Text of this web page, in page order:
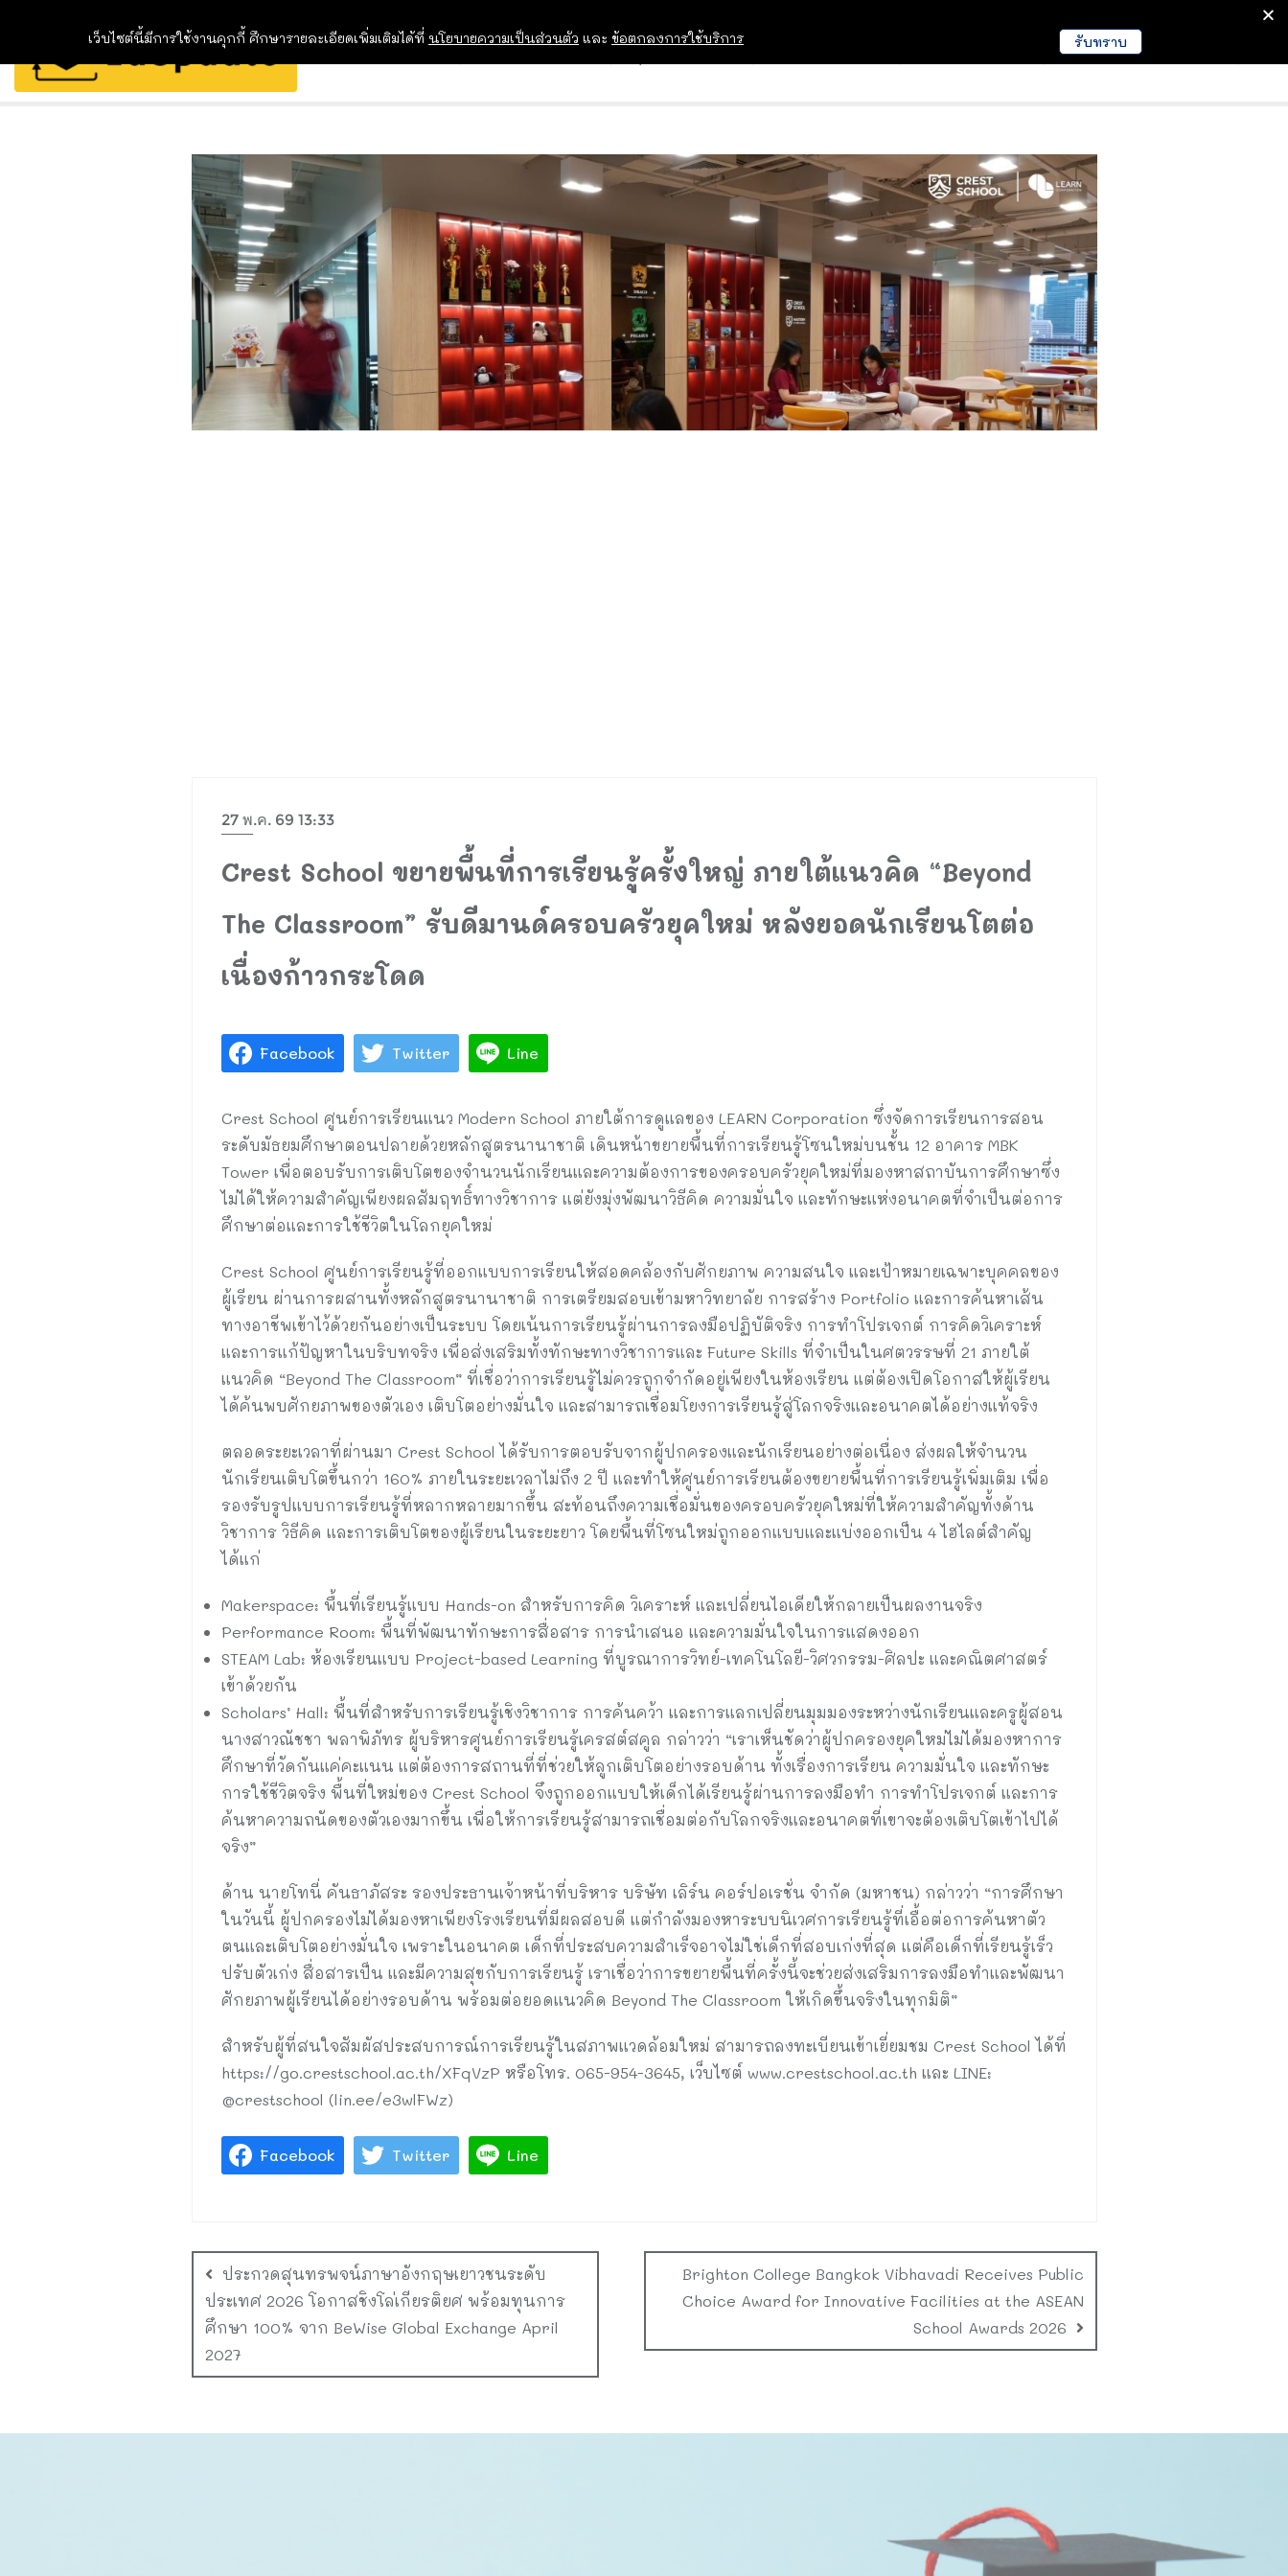
EDUCATION NEWS
27 พ.ค. 69 13:33
Crest School ขยายพื้นที่การเรียนรู้ครั้งใหญ่ ภายใต้แนวคิด “Beyond
The Classroom” รับดีมานด์ครอบครัวยุคใหม่ หลังยอดนักเรียนโตต่อ
เนื่องก้าวกระโดด
Facebook Twitter Line
Crest School ศูนย์การเรียนแนว Modern School ภายใต้การดูแลของ LEARN Corporation ซึ่งจัดการเรียนการสอน
ระดับมัธยมศึกษาตอนปลายด้วยหลักสูตรนานาชาติ เดินหน้าขยายพื้นที่การเรียนรู้โซนใหม่บนชั้น 12 อาคาร MBK
Tower เพื่อตอบรับการเติบโตของจำนวนนักเรียนและความต้องการของครอบครัวยุคใหม่ที่มองหาสถาบันการศึกษาซึ่ง
ไม่ได้ให้ความสำคัญเพียงผลสัมฤทธิ์ทางวิชาการ แต่ยังมุ่งพัฒนาวิธีคิด ความมั่นใจ และทักษะแห่งอนาคตที่จำเป็นต่อการ
ศึกษาต่อและการใช้ชีวิตในโลกยุคใหม่
Crest School ศูนย์การเรียนรู้ที่ออกแบบการเรียนให้สอดคล้องกับศักยภาพ ความสนใจ และเป้าหมายเฉพาะบุคคลของ
ผู้เรียน ผ่านการผสานทั้งหลักสูตรนานาชาติ การเตรียมสอบเข้ามหาวิทยาลัย การสร้าง Portfolio และการค้นหาเส้น
ทางอาชีพเข้าไว้ด้วยกันอย่างเป็นระบบ โดยเน้นการเรียนรู้ผ่านการลงมือปฏิบัติจริง การทำโปรเจกต์ การคิดวิเคราะห์
และการแก้ปัญหาในบริบทจริง เพื่อส่งเสริมทั้งทักษะทางวิชาการและ Future Skills ที่จำเป็นในศตวรรษที่ 21 ภายใต้
แนวคิด “Beyond The Classroom” ที่เชื่อว่าการเรียนรู้ไม่ควรถูกจำกัดอยู่เพียงในห้องเรียน แต่ต้องเปิดโอกาสให้ผู้เรียน
ได้ค้นพบศักยภาพของตัวเอง เติบโตอย่างมั่นใจ และสามารถเชื่อมโยงการเรียนรู้สู่โลกจริงและอนาคตได้อย่างแท้จริง
ตลอดระยะเวลาที่ผ่านมา Crest School ได้รับการตอบรับจากผู้ปกครองและนักเรียนอย่างต่อเนื่อง ส่งผลให้จำนวน
นักเรียนเติบโตขึ้นกว่า 160% ภายในระยะเวลาไม่ถึง 2 ปี และทำให้ศูนย์การเรียนต้องขยายพื้นที่การเรียนรู้เพิ่มเติม เพื่อ
รองรับรูปแบบการเรียนรู้ที่หลากหลายมากขึ้น สะท้อนถึงความเชื่อมั่นของครอบครัวยุคใหม่ที่ให้ความสำคัญทั้งด้าน
วิชาการ วิธีคิด และการเติบโตของผู้เรียนในระยะยาว โดยพื้นที่โซนใหม่ถูกออกแบบและแบ่งออกเป็น 4 ไฮไลต์สำคัญ
ได้แก่
Makerspace: พื้นที่เรียนรู้แบบ Hands-on สำหรับการคิด วิเคราะห์ และเปลี่ยนไอเดียให้กลายเป็นผลงานจริง
Performance Room: พื้นที่พัฒนาทักษะการสื่อสาร การนำเสนอ และความมั่นใจในการแสดงออก
STEAM Lab: ห้องเรียนแบบ Project-based Learning ที่บูรณาการวิทย์-เทคโนโลยี-วิศวกรรม-ศิลปะ และคณิตศาสตร์
เข้าด้วยกัน
Scholars’ Hall: พื้นที่สำหรับการเรียนรู้เชิงวิชาการ การค้นคว้า และการแลกเปลี่ยนมุมมองระหว่างนักเรียนและครูผู้สอน
นางสาวณัชชา พลาพิภัทร ผู้บริหารศูนย์การเรียนรู้เครสต์สคูล กล่าวว่า “เราเห็นชัดว่าผู้ปกครองยุคใหม่ไม่ได้มองหาการ
ศึกษาที่วัดกันแค่คะแนน แต่ต้องการสถานที่ที่ช่วยให้ลูกเติบโตอย่างรอบด้าน ทั้งเรื่องการเรียน ความมั่นใจ และทักษะ
การใช้ชีวิตจริง พื้นที่ใหม่ของ Crest School จึงถูกออกแบบให้เด็กได้เรียนรู้ผ่านการลงมือทำ การทำโปรเจกต์ และการ
ค้นหาความถนัดของตัวเองมากขึ้น เพื่อให้การเรียนรู้สามารถเชื่อมต่อกับโลกจริงและอนาคตที่เขาจะต้องเติบโตเข้าไปได้
จริง”
ด้าน นายโทนี่ คันธาภัสระ รองประธานเจ้าหน้าที่บริหาร บริษัท เลิร์น คอร์ปอเรชั่น จำกัด (มหาชน) กล่าวว่า “การศึกษา
ในวันนี้ ผู้ปกครองไม่ได้มองหาเพียงโรงเรียนที่มีผลสอบดี แต่กำลังมองหาระบบนิเวศการเรียนรู้ที่เอื้อต่อการค้นหาตัว
ตนและเติบโตอย่างมั่นใจ เพราะในอนาคต เด็กที่ประสบความสำเร็จอาจไม่ใช่เด็กที่สอบเก่งที่สุด แต่คือเด็กที่เรียนรู้เร็ว
ปรับตัวเก่ง สื่อสารเป็น และมีความสุขกับการเรียนรู้ เราเชื่อว่าการขยายพื้นที่ครั้งนี้จะช่วยส่งเสริมการลงมือทำและพัฒนา
ศักยภาพผู้เรียนได้อย่างรอบด้าน พร้อมต่อยอดแนวคิด Beyond The Classroom ให้เกิดขึ้นจริงในทุกมิติ”
สำหรับผู้ที่สนใจสัมผัสประสบการณ์การเรียนรู้ในสภาพแวดล้อมใหม่ สามารถลงทะเบียนเข้าเยี่ยมชม Crest School ได้ที่
https://go.crestschool.ac.th/XFqVzP หรือโทร. 065-954-3645, เว็บไซต์ www.crestschool.ac.th และ LINE:
@crestschool (lin.ee/e3wlFWz)
Facebook Twitter Line
ประกวดสุนทรพจน์ภาษาอังกฤษเยาวชนระดับ
ประเทศ 2026 โอกาสชิงโล่เกียรติยศ พร้อมทุนการ
ศึกษา 100% จาก BeWise Global Exchange April
2027
Brighton College Bangkok Vibhavadi Receives Public
Choice Award for Innovative Facilities at the ASEAN
School Awards 2026
เว็บไซต์นี้มีการใช้งานคุกกี้ ศึกษารายละเอียดเพิ่มเติมได้ที่ นโยบายความเป็นส่วนตัว และ ข้อตกลงการใช้บริการ รับทราบ